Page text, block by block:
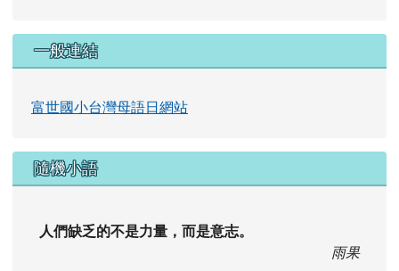
一般連結
富世國小台灣母語日網站
隨機小語
人們缺乏的不是力量，而是意志。
雨果